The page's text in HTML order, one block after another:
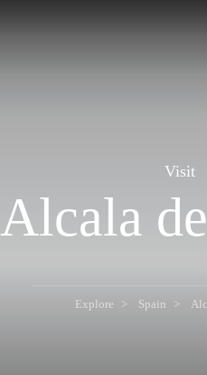
Visit
Alcala
Explore Spain